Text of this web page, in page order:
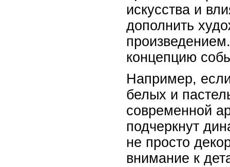
искусства и
дополнить
концепцию
Например,
белых и
современной
подчеркнут
не просто
внимание к